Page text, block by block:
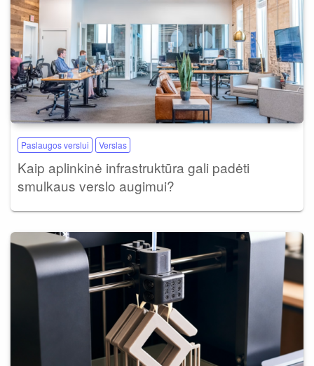
Paslaugos verslui Verslas
Kaip aplinkinė infrastruktūra gali padėti
smulkaus verslo augimui?